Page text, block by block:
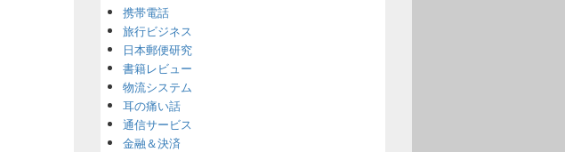
携帯電話
旅行ビジネス
日本郵便研究
書籍レビュー
物流システム
耳の痛い話
通信サービス
金融＆決済